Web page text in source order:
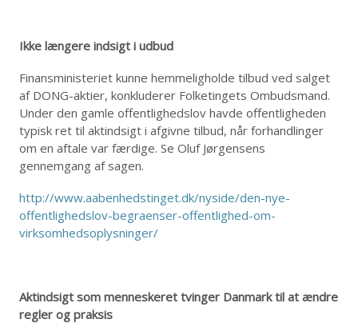
Ikke længere indsigt i udbud
Finansministeriet kunne hemmeligholde tilbud ved salget
af DONG-aktier, konkluderer Folketingets Ombudsmand.
Under den gamle offentlighedslov havde offentligheden
typisk ret til aktindsigt i afgivne tilbud, når forhandlinger
om en aftale var færdige. Se Oluf Jørgensens
gennemgang af sagen.
http://www.aabenhedstinget.dk/nyside/den-nye-
offentlighedslov-begraenser-offentlighed-om-
virksomhedsoplysninger/
Aktindsigt som menneskeret tvinger Danmark til at ændre
regler og praksis